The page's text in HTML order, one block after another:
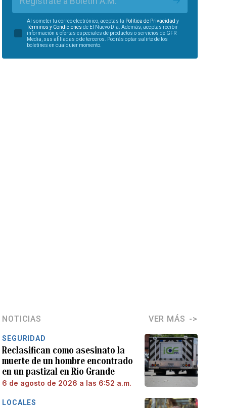
Al someter tu correo electrónico, aceptas la Política de Privacidad y
Términos y Condiciones de El Nuevo Día. Además, aceptas recibir
información u ofertas especiales de productos o servicios de GFR
Media, sus afiliadas o de terceros. Podrás optar salirte de los
boletines en cualquier momento.
NOTICIAS VER MÁS
SEGURIDAD
Reclasifican como asesinato la
muerte de un hombre encontrado
en un pastizal en Río Grande
6 de agosto de 2026 a las 6:52 a.m.
LOCALES